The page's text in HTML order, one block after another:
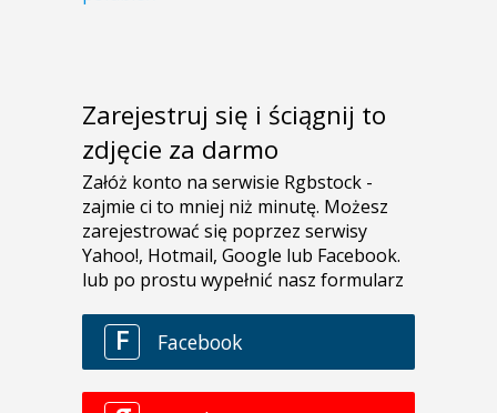
Zarejestruj się i ściągnij to
zdjęcie za darmo